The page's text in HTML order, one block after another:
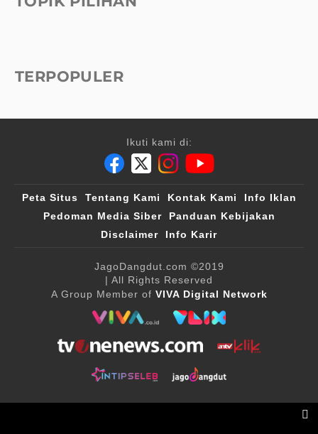
TERPOPULER
Ikuti kami di:
Peta Situs Tentang Kami Kontak Kami
Info Iklan
Pedoman Media Siber
Panduan Kebijakan
Disclaimer
Info Karir
JagoDangdut.com ©2019
| All Rights Reserved
A Group Member of VIVA Digital Network
